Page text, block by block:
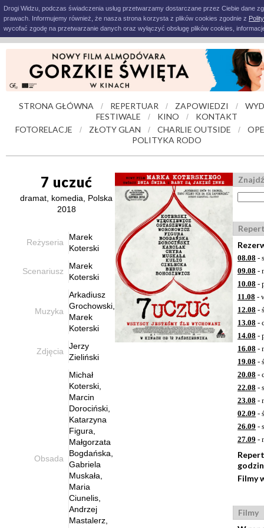
Drogi Widzu, podczas świadczenia usług przetwarzamy dostarczane przez Ciebie dane
prawach. Informujemy również, że nasza strona korzysta z plików cookies zgodnie z
wycofać zgodę na przetwarzanie danych oraz wyłączyć obsługę plików cookies,
STRONA GŁÓWNA / REPERTUAR / ZAPOWIEDZI /
FESTIWALE
/ KINO /
KONTAKT
FOTORELACJE
/ ZŁOTY GLAN / CHARLIE OUTSIDE /
POLITYKA RODO
7 uczuć
dramat, komedia, Polska
2018
Reżyseria
Marek
Koterski
Scenariusz
Marek
Koterski
Muzyka
Arkadiusz
Grochowski,
Marek
Koterski
Zdjęcia
Jerzy
Zieliński
Obsada
Michał
Koterski,
Marcin
Dorociński,
Katarzyna
Figura,
Małgorzata
Bogdańska,
Gabriela
Muskała,
Maria
Ciunelis,
Andrzej
Mastalerz,
08.08 -
09.08 -
10.08 -
11.08 -
12.08 -
13.08 -
14.08 -
16.08 -
19.08 -
20.08 -
22.08 -
23.08 -
02.09 -
26.09 -
27.09 -
Filmy
Filmy